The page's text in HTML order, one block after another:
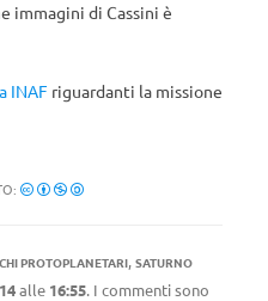
immagini di Cassini è
INAF riguardanti la missione
PROTOPLANETARI, SATURNO
alle 16:55. I commenti sono